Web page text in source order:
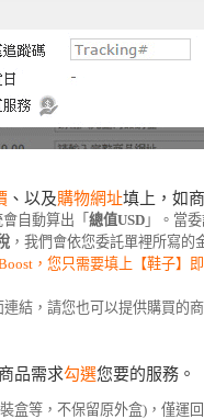
、以及購物網址填上，如
自動算出「總值USD 」。當
，我們會依您委託單裡所寫
，您只需要填上【鞋子】
結，請您也可以提供購買的
品需求勾選您要的服務。
盒等，不保留原外盒)，僅運